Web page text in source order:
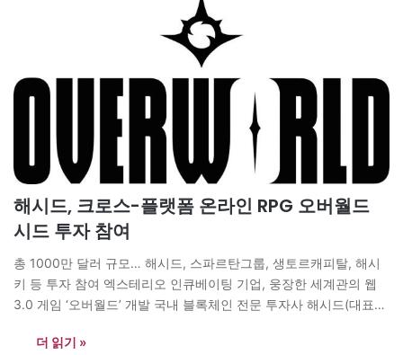
해시드, 크로스-플랫폼 온라인 RPG 오버월드
시드 투자 참여
총 1000만 달러 규모… 해시드, 스파르탄그룹, 생토르캐피탈, 해시
키 등 투자 참여 엑스테리오 인큐베이팅 기업, 웅장한 세계관의 웹
3.0 게임 ‘오버월드’ 개발 국내 블록체인 전문 투자사 해시드(대표
버월드의 시드 투자에 참여했다고 15일 밝혔다. 총 1000만 달러(한
더 읽기 »